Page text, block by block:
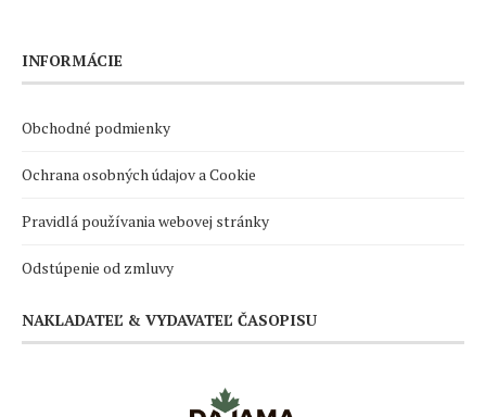
INFORMÁCIE
Obchodné podmienky
Ochrana osobných údajov a Cookie
Pravidlá používania webovej stránky
Odstúpenie od zmluvy
NAKLADATEĽ & VYDAVATEĽ ČASOPISU